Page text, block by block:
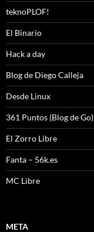
teknoPLOF!
El Binario
Hack a day
Blog de Diego Calleja
Desde Linux
361 Puntos (Blog de Go)
El Zorro Libre
Fanta – 56k.es
MC Libre
META